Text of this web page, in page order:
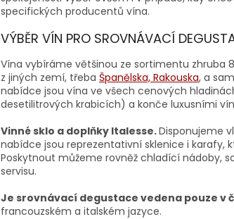
specifických producentů vína.
VÝBĚR VÍN PRO SROVNÁVACÍ
Vína vybíráme většinou ze sortimentu zhruba
z jiných zemí, třeba Španělska, Rakouska, a
nabídce jsou vína ve všech cenových
desetilitrových krabicích) a konče luxusními
Vinné sklo a doplňky Italesse.Disponujeme
nabídce jsou reprezentativní sklenice i
Poskytnout můžeme rovněž chladící nádoby,
servisu.
Je srovnávací degustace vedena pouze v
francouzském a italském jazyce.